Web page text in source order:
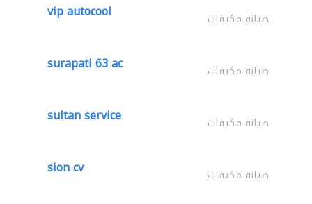
vip autocool صيانة مكيفات
surapati 63 ac صيانة مكيفات
sultan service صيانة مكيفات
sion cv صيانة مكيفات